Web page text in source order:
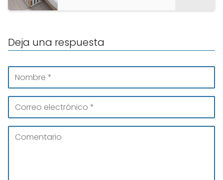
Deja una respuesta